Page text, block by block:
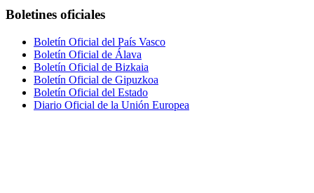
Boletines oficiales
Boletín Oficial del País Vasco
Boletín Oficial de Álava
Boletín Oficial de Bizkaia
Boletín Oficial de Gipuzkoa
Boletín Oficial del Estado
Diario Oficial de la Unión Europea